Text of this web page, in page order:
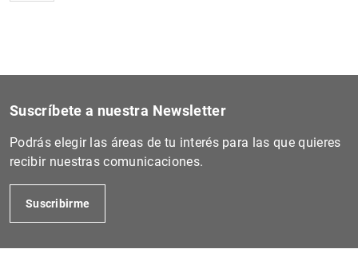
Suscríbete a nuestra Newsletter
Podrás elegir las áreas de tu interés para las que quieres
recibir nuestras comunicaciones.
Suscribirme